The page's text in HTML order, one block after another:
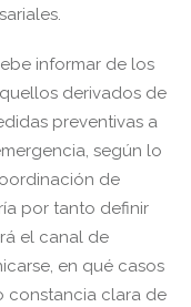
informar de los
derivados de
preventivas a
según lo
de
por tanto definir
el canal de
en qué casos
constancia clara de